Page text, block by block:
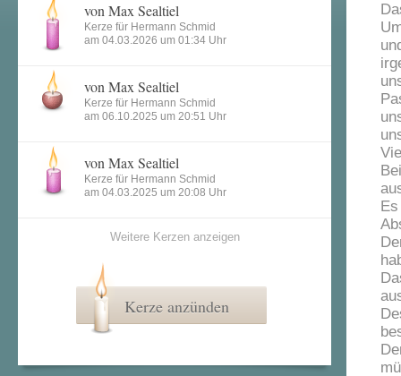
von Max Sealtiel
Kerze für Hermann Schmid
am 04.03.2026 um 01:34 Uhr
von Max Sealtiel
Kerze für Hermann Schmid
am 06.10.2025 um 20:51 Uhr
von Max Sealtiel
Kerze für Hermann Schmid
am 04.03.2025 um 20:08 Uhr
Weitere Kerzen anzeigen
Kerze anzünden